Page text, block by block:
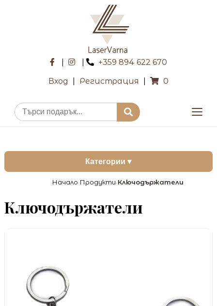
+359 894 622 670
Вход Регистрация 0
Категории ▾
Начало›Продукти›Ключодържатели
Ключодържатели